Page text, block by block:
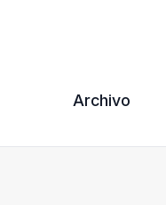
Archivo